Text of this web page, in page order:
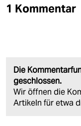
1 Kommentar
Die
geschlossen.
Wir öffnen die
Artikeln für etwa